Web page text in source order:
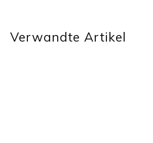
Verwandte Artikel